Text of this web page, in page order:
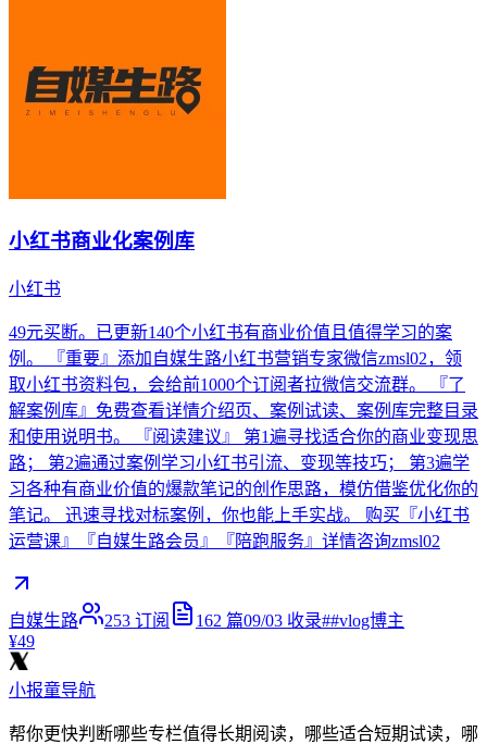
小红书商业化案例库
小红书
49元买断。已更新140个小红书有商业价值且值得学习的案
例。 『重要』添加自媒生路小红书营销专家微信zmsl02，领
取小红书资料包，会给前1000个订阅者拉微信交流群。 『了
解案例库』免费查看详情介绍页、案例试读、案例库完整目录
和使用说明书。 『阅读建议』 第1遍寻找适合你的商业变现思
路； 第2遍通过案例学习小红书引流、变现等技巧； 第3遍学
习各种有商业价值的爆款笔记的创作思路，模仿借鉴优化你的
笔记。 迅速寻找对标案例，你也能上手实战。 购买『小红书
运营课』『自媒生路会员』『陪跑服务』详情咨询zmsl02
自媒生路 253 订阅 162 篇09/03 收录##vlog博主
¥49
小报童导航
帮你更快判断哪些专栏值得长期阅读，哪些适合短期试读，哪